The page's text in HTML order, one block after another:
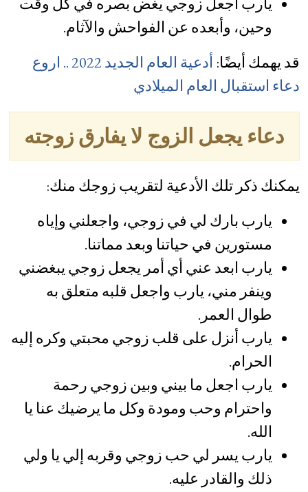
وحين، وأبعده عن الفواحش والآثام.
قد يهمك أيضًا:
أدعية العام الجديد 2022 .. اروع
دعاء استقبال العام الميلادي
دعاء يجعل الزوج لا يفارق زوجته
يمكنك ذكر تلك الأدعية لتقريب زوجك منك:
يارب بارك لي في زوجي، واجعلني وإياه
مستورين في حياتنا وبعد مماتنا.
يارب ابعد عني أي أمر يجعل زوجي يبغضني
وينفر مني، يارب واجعل قلبه متعلق به
طوال العمر.
يارب أنزل على قلب زوجي محبتي وكره إليه
الحرام.
يارب اجعل ما بيني وبين زوجي رحمة
واحترام وحب ومودة وكل ما يرضيك عنا يا
الله.
يارب يسر لي حب زوجي وقربه إلي يا ولي
ذلك والقادر عليه.